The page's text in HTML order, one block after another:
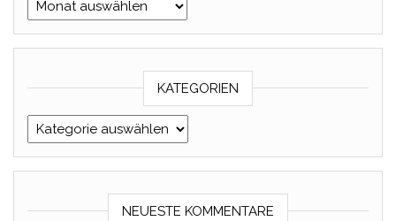
KATEGORIEN
Kategorien
NEUESTE KOMMENTARE